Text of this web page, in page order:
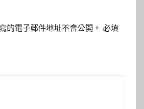
的電子郵件地址不會公開。 必填